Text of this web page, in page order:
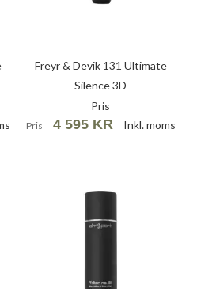
Freyr & Devik 131 Ultimate
Silence 3D
Pris
Pris 4 595 KR Inkl. moms